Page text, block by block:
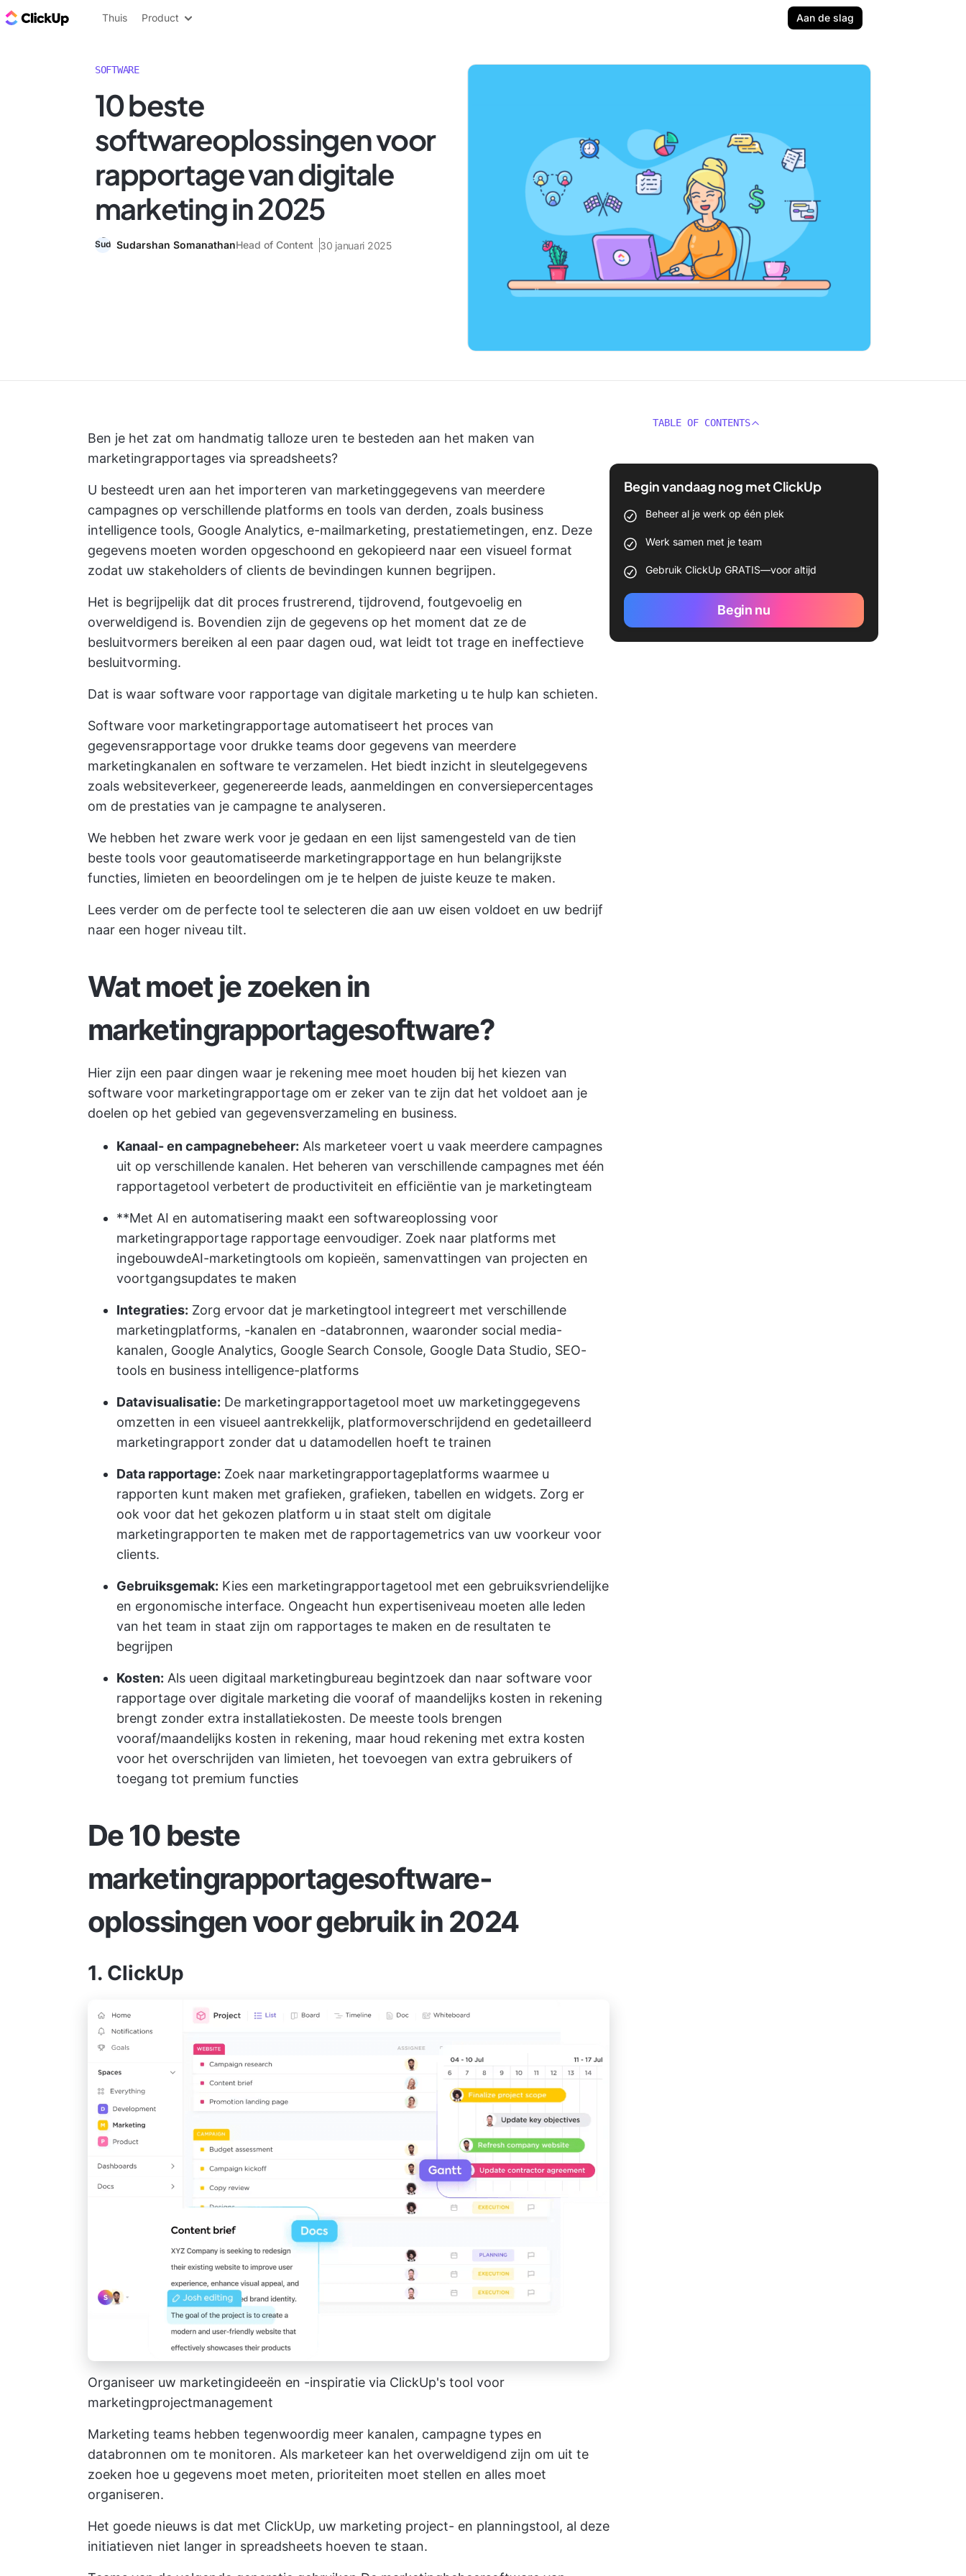
ClickUp Blog
Thuis Product Aan de slag
SOFTWARE
10 beste
softwareoplossingen voor
rapportage van digitale
marketing in 2025
Sudarshan SomanathanHead of Content 30 januari 2025
Ben je het zat om handmatig talloze uren te besteden aan het maken van
marketingrapportages via spreadsheets?
U besteedt uren aan het importeren van marketinggegevens van meerdere
campagnes op verschillende platforms en tools van derden, zoals business
intelligence tools, Google Analytics, e-mailmarketing, prestatiemetingen, enz. Deze
gegevens moeten worden opgeschoond en gekopieerd naar een visueel format
zodat uw stakeholders of clients de bevindingen kunnen begrijpen.
Het is begrijpelijk dat dit proces frustrerend, tijdrovend, foutgevoelig en
overweldigend is. Bovendien zijn de gegevens op het moment dat ze de
besluitvormers bereiken al een paar dagen oud, wat leidt tot trage en ineffectieve
besluitvorming.
Dat is waar software voor rapportage van digitale marketing u te hulp kan schieten.
Software voor marketingrapportage automatiseert het proces van
gegevensrapportage voor drukke teams door gegevens van meerdere
marketingkanalen en software te verzamelen. Het biedt inzicht in sleutelgegevens
zoals websiteverkeer, gegenereerde leads, aanmeldingen en conversiepercentages
om de prestaties van je campagne te analyseren.
We hebben het zware werk voor je gedaan en een lijst samengesteld van de tien
beste tools voor geautomatiseerde marketingrapportage en hun belangrijkste
functies, limieten en beoordelingen om je te helpen de juiste keuze te maken.
Lees verder om de perfecte tool te selecteren die aan uw eisen voldoet en uw bedrijf
naar een hoger niveau tilt.
Wat moet je zoeken in
marketingrapportagesoftware?
Hier zijn een paar dingen waar je rekening mee moet houden bij het kiezen van
software voor marketingrapportage om er zeker van te zijn dat het voldoet aan je
doelen op het gebied van gegevensverzameling en business.
Kanaal- en campagnebeheer: Als marketeer voert u vaak meerdere campagnes
uit op verschillende kanalen. Het beheren van verschillende campagnes met één
rapportagetool verbetert de productiviteit en efficiëntie van je marketingteam
**Met AI en automatisering maakt een softwareoplossing voor
marketingrapportage rapportage eenvoudiger. Zoek naar platforms met
ingebouwdeAI-marketingtools om kopieën, samenvattingen van projecten en
voortgangsupdates te maken
Integraties: Zorg ervoor dat je marketingtool integreert met verschillende
marketingplatforms, -kanalen en -databronnen, waaronder social media-
kanalen, Google Analytics, Google Search Console, Google Data Studio, SEO-
tools en business intelligence-platforms
Datavisualisatie: De marketingrapportagetool moet uw marketinggegevens
omzetten in een visueel aantrekkelijk, platformoverschrijdend en gedetailleerd
marketingrapport zonder dat u datamodellen hoeft te trainen
Data rapportage: Zoek naar marketingrapportageplatforms waarmee u
rapporten kunt maken met grafieken, grafieken, tabellen en widgets. Zorg er
ook voor dat het gekozen platform u in staat stelt om digitale
marketingrapporten te maken met de rapportagemetrics van uw voorkeur voor
clients.
Gebruiksgemak: Kies een marketingrapportagetool met een gebruiksvriendelijke
en ergonomische interface. Ongeacht hun expertiseniveau moeten alle leden
van het team in staat zijn om rapportages te maken en de resultaten te
begrijpen
Kosten: Als ueen digitaal marketingbureau begintzoek dan naar software voor
rapportage over digitale marketing die vooraf of maandelijks kosten in rekening
brengt zonder extra installatiekosten. De meeste tools brengen
vooraf/maandelijks kosten in rekening, maar houd rekening met extra kosten
voor het overschrijden van limieten, het toevoegen van extra gebruikers of
toegang tot premium functies
De 10 beste
marketingrapportagesoftware-
oplossingen voor gebruik in 2024
1. ClickUp
Organiseer uw marketingideeën en -inspiratie via ClickUp's tool voor
marketingprojectmanagement
Marketing teams hebben tegenwoordig meer kanalen, campagne types en
databronnen om te monitoren. Als marketeer kan het overweldigend zijn om uit te
zoeken hoe u gegevens moet meten, prioriteiten moet stellen en alles moet
organiseren.
Het goede nieuws is dat met ClickUp, uw marketing project- en planningstool, al deze
initiatieven niet langer in spreadsheets hoeven te staan.
TABLE OF CONTENTS
Begin vandaag nog met ClickUp
Beheer al je werk op één plek
Werk samen met je team
Gebruik ClickUp GRATIS—voor altijd
Begin nu